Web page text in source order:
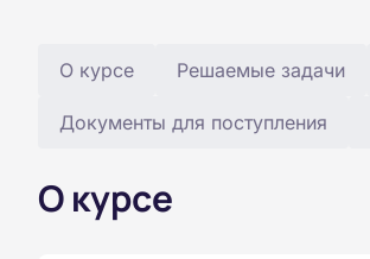
О курсе Решаемые задачи
Документы для поступления
О курсе